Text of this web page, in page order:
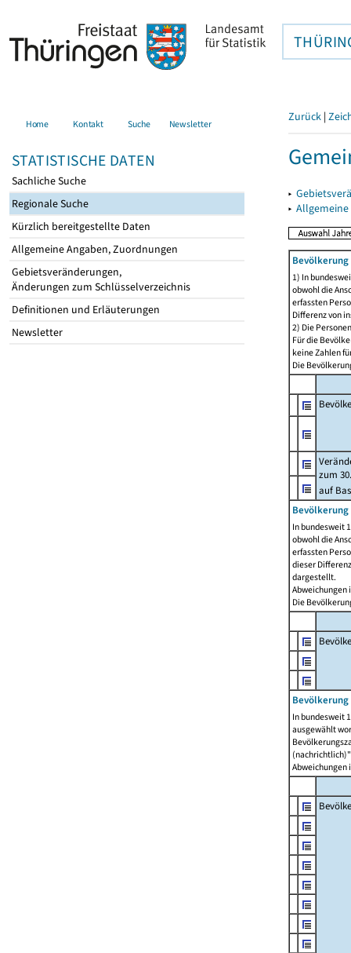
Home Kontakt Suche Newsletter
STATISTISCHE DATEN
Sachliche Suche
Regionale Suche
Kürzlich bereitgestellte Daten
Allgemeine Angaben, Zuordnungen
Gebietsveränderungen,
Änderungen zum Schlüsselverzeichnis
Definitionen und Erläuterungen
Newsletter
Zurück |
▸
▸
1) In
obwohl die
erfassten
Differenz von
2) Die
Für die
keine Zahlen
Die
zum
auf
Bevölkerung
In bundesweit
obwohl die
erfassten
dieser
dargestellt.
Abweichungen
Die
In bundesweit
ausgewählt
Abweichungen